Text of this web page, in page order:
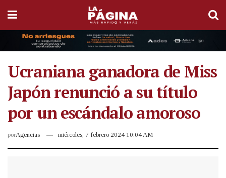
Ucraniana ganadora de Miss
Japón renunció a su título
por un escándalo amoroso
porAgencias miércoles, 7 febrero 2024 10:04 AM